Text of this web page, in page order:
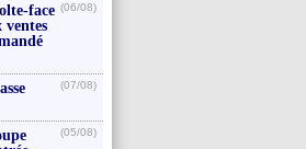
face (06/08)
(07/08)
(05/08)